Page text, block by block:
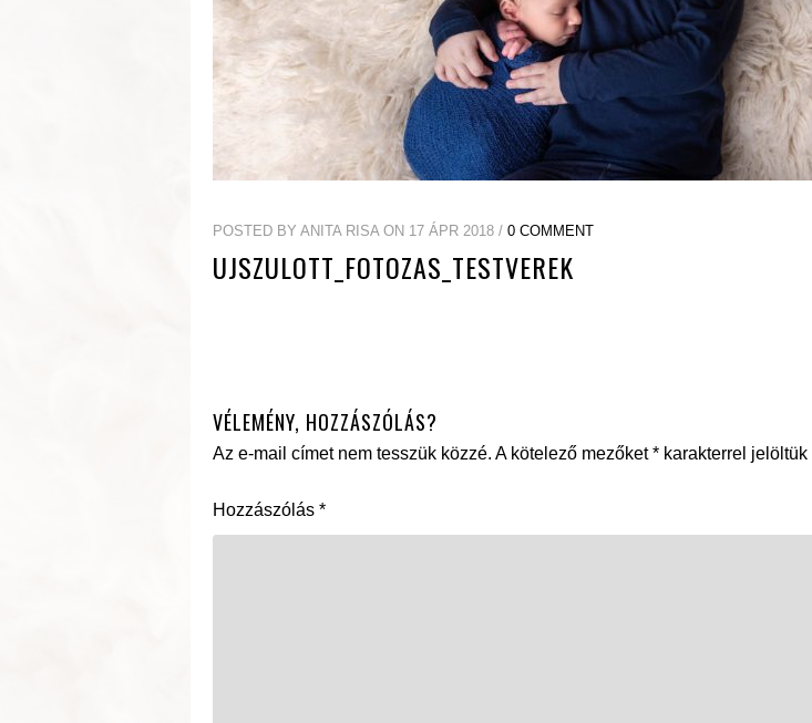
POSTED BY ANITA RISA ON 17 ÁPR 2018 / 0 COMMENT
UJSZULOTT_FOTOZAS_TESTVEREK
VÉLEMÉNY, HOZZÁSZÓLÁS?
Az e-mail címet nem tesszük közzé. A kötelező mezőket* karakterrel jelöltük
Hozzászólás *